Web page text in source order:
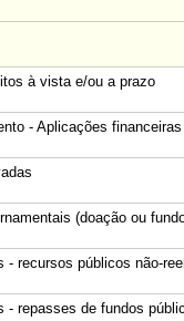
à vista e/ou a prazo
- Aplicações
(doação ou
- recursos públicos não-
- repasses de fundos